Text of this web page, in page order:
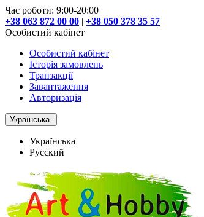
Час роботи: 9:00-20:00
+38 063 872 00 00 | +38 050 378 35 57
Особистий кабінет
Особистий кабінет
Історія замовлень
Транзакції
Завантаження
Авторизація
Українська
Українська
Русский